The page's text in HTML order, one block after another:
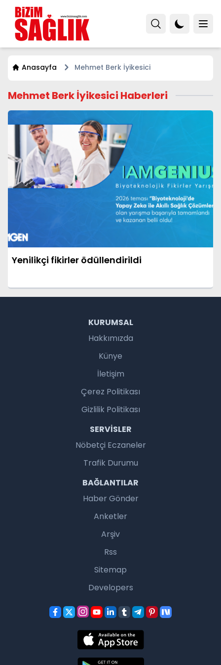
Anasayfa Mehmet Berk İyikesici
Mehmet Berk İyikesici Haberleri
Yenilikçi fikirler ödüllendirildi
KURUMSAL
Hakkımızda
Künye
İletişim
Çerez Politikası
Gizlilik Politikası
SERVISLER
Nöbetçi Eczaneler
Trafik Durumu
BAĞLANTILAR
Haber Gönder
Anketler
Arşiv
Rss
Sitemap
Developers